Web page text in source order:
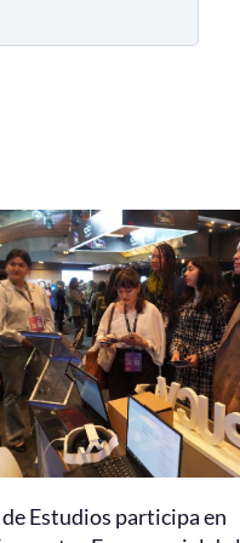
de Estudios participa en